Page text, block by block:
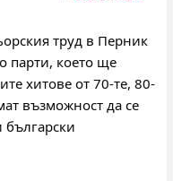
труд в Перник
парти, което ще
хитове от 70-те, 80-
възможност да се